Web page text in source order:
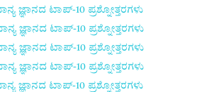
ಜ್ಞಾನದ ಟಾಪ್-10 ಪ್ರಶ್ನೋತ್ತರಗಳು
ಜ್ಞಾನದ ಟಾಪ್-10 ಪ್ರಶ್ನೋತ್ತರಗಳು
ಜ್ಞಾನದ ಟಾಪ್-10 ಪ್ರಶ್ನೋತ್ತರಗಳು
ಜ್ಞಾನದ ಟಾಪ್-10 ಪ್ರಶ್ನೋತ್ತರಗಳು
ಜ್ಞಾನದ ಟಾಪ್-10 ಪ್ರಶ್ನೋತ್ತರಗಳು